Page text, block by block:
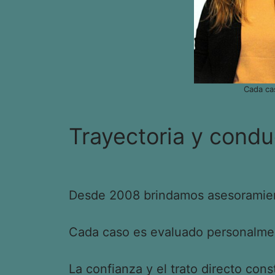
Cada
Trayectoria y
Desde 2008 brindamos
Cada caso es evaluado
La confianza y el trato directo